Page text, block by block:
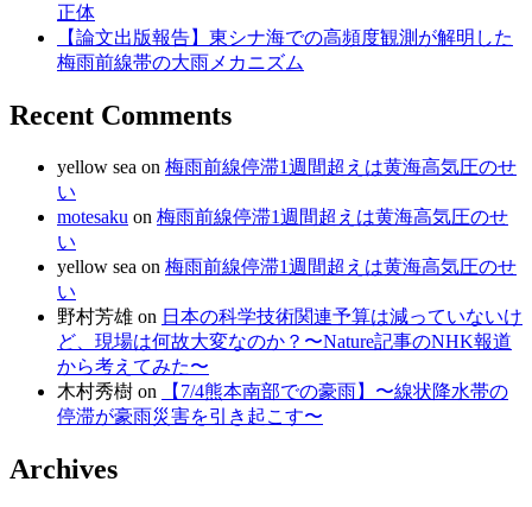
正体
【論文出版報告】東シナ海での高頻度観測が解明した
梅雨前線帯の大雨メカニズム
Recent Comments
yellow sea on 梅雨前線停滞1週間超えは黄海高気圧のせ
い
motesaku on 梅雨前線停滞1週間超えは黄海高気圧のせ
い
yellow sea on 梅雨前線停滞1週間超えは黄海高気圧のせ
い
野村芳雄 on 日本の科学技術関連予算は減っていないけ
ど、現場は何故大変なのか？〜Nature記事のNHK報道
から考えてみた〜
木村秀樹 on
【7/4熊本南部での豪雨】〜線状降水帯の
停滞が豪雨災害を引き起こす〜
Archives